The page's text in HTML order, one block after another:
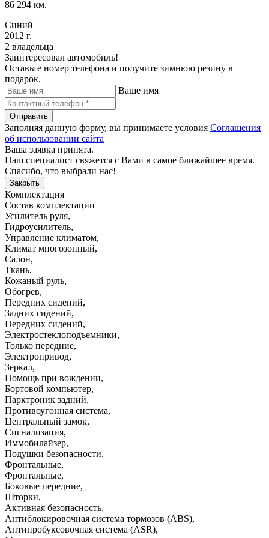
86 294 км.
Синий
2012 г.
2 владельца
Заинтересовал автомобиль!
Оставьте номер телефона и получите зимнюю резину в
подарок.
Ваше имя
Отправить
Заполняя данную форму, вы принимаете условия Соглашения
об использовании сайта
Ваша заявка принята.
Наш специалист свяжется с Вами в самое ближайшее время.
Спасибо, что выбрали нас!
Закрыть
Комплектация
Состав комплектации
Усилитель руля,
Гидроусилитель,
Управление климатом,
Климат многозонный,
Салон,
Ткань,
Кожаный руль,
Обогрев,
Передних сидений,
Задних сидений,
Передних сидений,
Электростеклоподъемники,
Только передние,
Электропривод,
Зеркал,
Помощь при вождении,
Бортовой компьютер,
Парктроник задний,
Противоугонная система,
Центральный замок,
Сигнализация,
Иммобилайзер,
Подушки безопасности,
Фронтальные,
Фронтальные,
Боковые передние,
Шторки,
Активная безопасность,
Антиблокировочная система тормозов (ABS),
Антипробуксовочная система (ASR),